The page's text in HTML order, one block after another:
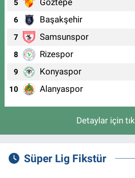
5
6 Başakşehir
7 Samsunspor
8 Rizespor
9 Konyaspor
10 Alanyaspor
Detaylar için
Süper Lig Fikstür